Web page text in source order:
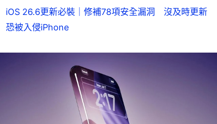
iOS 26.6更新必裝｜修補78項安全漏洞 沒及時更新
恐被入侵iPhone